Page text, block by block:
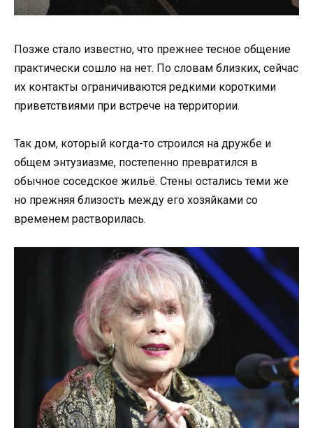
Позже стало известно, что прежнее тесное общение
практически сошло на нет. По словам близких, сейчас
их контакты ограничиваются редкими короткими
приветствиями при встрече на территории.
Так дом, который когда-то строился на дружбе и
общем энтузиазме, постепенно превратился в
обычное соседское жильё. Стены остались теми же
но прежняя близость между его хозяйками со
временем растворилась.